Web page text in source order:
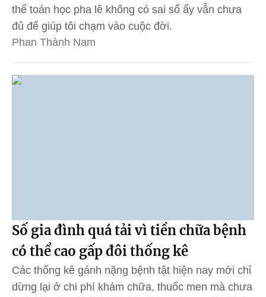
thể toán học pha lê không có sai số ấy vẫn chưa
đủ để giúp tôi chạm vào cuộc đời.
Phan Thành Nam
Số gia đình quá tải vì tiền chữa bệnh
có thể cao gấp đôi thống kê
Các thống kê gánh nặng bệnh tật hiện nay mới chỉ
dừng lại ở chi phí khám chữa, thuốc men mà chưa